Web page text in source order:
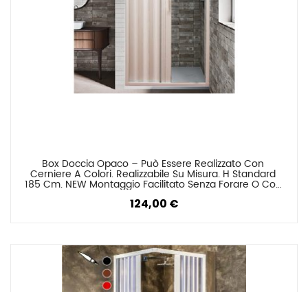
Box Doccia Opaco – Può Essere Realizzato Con
Cerniere A Colori. Realizzabile Su Misura. H Standard
185 Cm. NEW Montaggio Facilitato Senza Forare O Con
124,00 €
Confronta